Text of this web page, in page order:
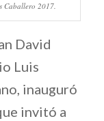
Caballero 2017.
David
Luis
inauguró
invitó a